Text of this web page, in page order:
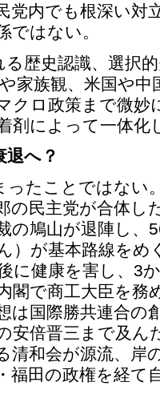
党内でも根深い対
ではない。
歴史認識、選択
家族観、米国や中
クロ政策まで微妙
剤によって一体化
へ？
ったことではない
の民主党が合体し
の鳩山が退陣し、
）が基本路線をめ
に健康を害し、3
閣で商工大臣を務
は国際勝共連合の
安倍晋三まで及ん
清和会が源流、岸
福田の政権を経て